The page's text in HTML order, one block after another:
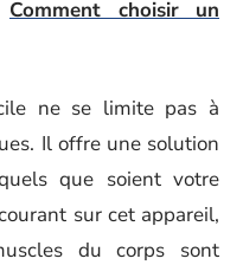
Comment choisir un
ne se limite pas à
Il offre une solution
que soient votre
sur cet appareil,
du corps sont